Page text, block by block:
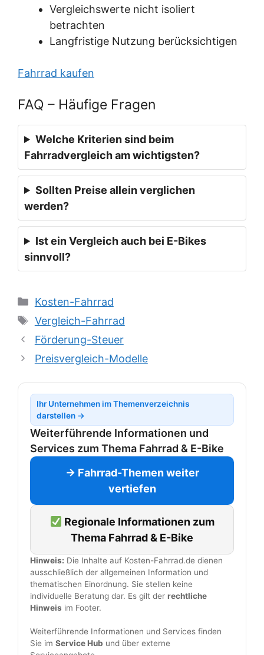
Vergleichswerte nicht isoliert
betrachten
Langfristige Nutzung berücksichtigen
Fahrrad kaufen
FAQ – Häufige Fragen
Welche Kriterien sind beim
Fahrradvergleich am wichtigsten?
Sollten Preise allein verglichen
werden?
Ist ein Vergleich auch bei E-Bikes
sinnvoll?
Kategorien
Kosten-Fahrrad
Schlagwörter
Vergleich-Fahrrad
Förderung-Steuer
Preisvergleich-Modelle
Ihr Unternehmen im Themenverzeichnis
darstellen →
Weiterführende Informationen und
Services zum Thema Fahrrad & E-Bike
→ Fahrrad-Themen weiter
vertiefen
Regionale Informationen zum
Thema Fahrrad & E-Bike
Hinweis: Die Inhalte auf Kosten-Fahrrad.de dienen
ausschließlich der allgemeinen Information und
thematischen Einordnung. Sie stellen keine
individuelle Beratung dar. Es gilt der rechtliche
Hinweis im Footer.
Weiterführende Informationen und Services finden
Sie im Service Hub und über externe